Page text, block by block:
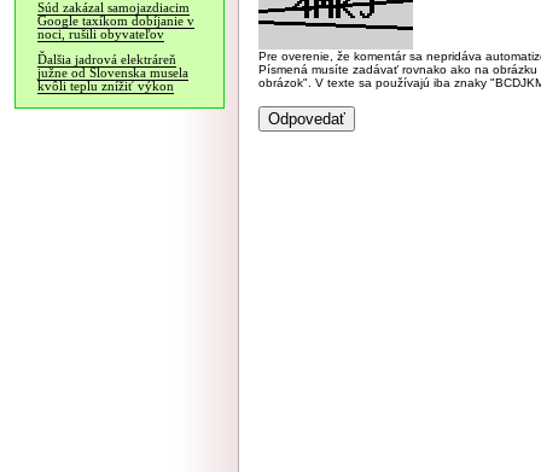
Súd zakázal samojazdiacim
Google taxíkom dobíjanie v
noci, rušili obyvateľov
Ďalšia jadrová elektráreň
južne od Slovenska musela
kvôli teplu znížiť výkon
Pre overenie, že komentár sa nepridáva
Písmená musíte zadávať rovnako ako na
obrázok". V texte sa používajú iba znaky